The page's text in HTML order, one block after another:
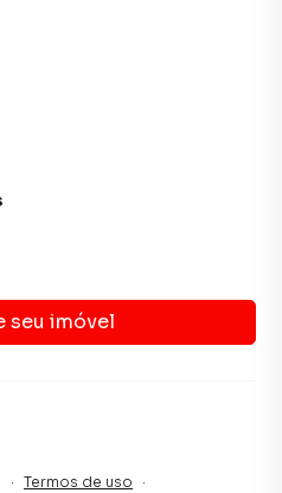
seu imóvel
· Termos de uso ·